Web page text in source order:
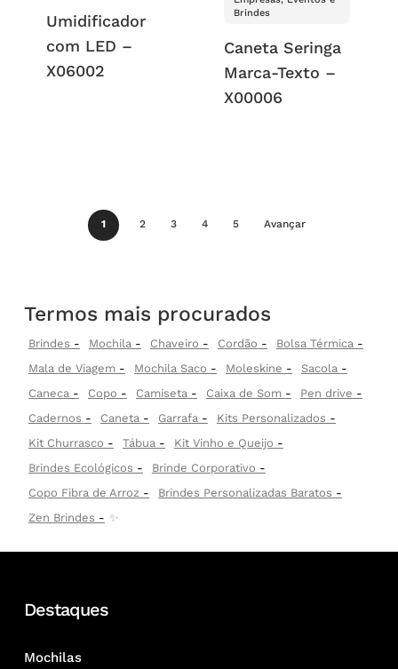
Umidificador
com LED –
X06002
Brindes
Caneta Seringa
Marca-Texto –
X00006
1 2 3 4 5 Avançar
Termos mais procurados
Brindes Mochila Chaveiro Cordão
Bolsa Térmica
Mala de Viagem
Mochila Saco Moleskine
Sacola
Caneca
Copo Camiseta Caixa de Som
Pen drive
Cadernos
Caneta Garrafa
Kits Personalizados
Kit Churrasco
Tábua
Kit Vinho e Queijo
Brindes Ecológicos
Brinde Corporativo
Copo Fibra de Arroz
Brindes Personalizadas Baratos
Zen Brindes
✨
Destaques
Mochilas